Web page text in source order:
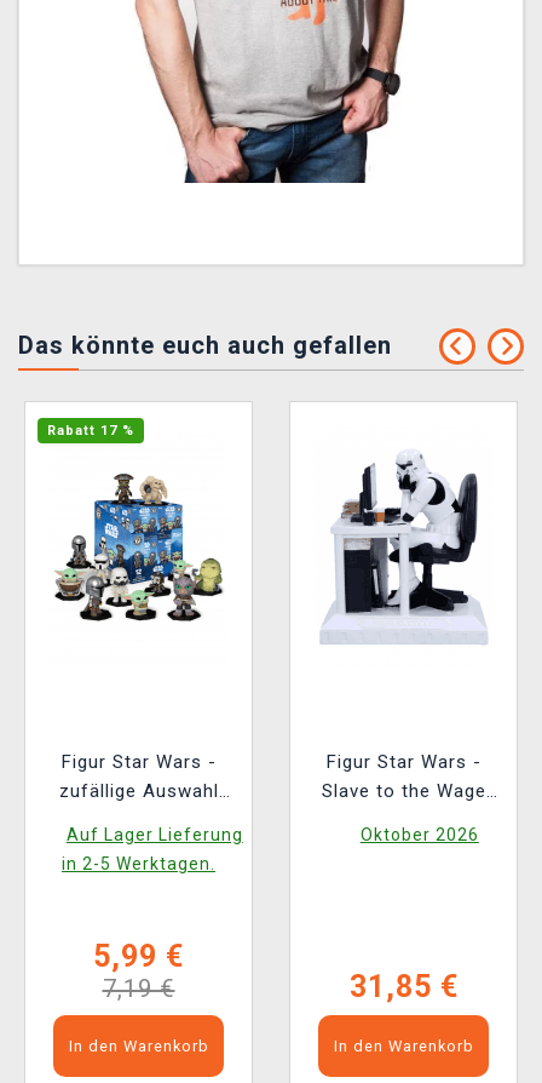
Das könnte euch auch gefallen
Rabatt 17 %
Figur Star Wars -
zufällige Auswahl
Auf Lager Lieferung
in 2-5 Werktagen.
5,99 €
7,19 €
In den Warenkorb
Figur Star Wars -
Slave to the Wage
Oktober 2026
31,85 €
In den Warenkorb